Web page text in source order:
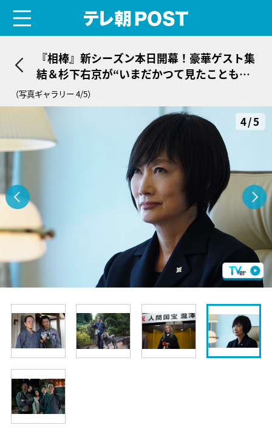
『相棒』新シーズン本日開幕！豪華ゲスト集
結＆杉下右京が“いまだかつて見たこともな
い姿”で登場
（写真ギャラリー 4/5）
4/5